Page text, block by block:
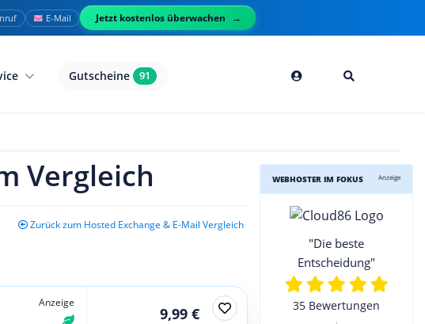
E-Mail Jetzt kostenlos überwachen
Gutscheine 91
Vergleich
Zurück zum Hosted Exchange & E-Mail Vergleich
Anzeige
9,99 €
WEBHOSTER IM FOKUS Anzeige
"Die beste
Entscheidung"
35 Bewertungen